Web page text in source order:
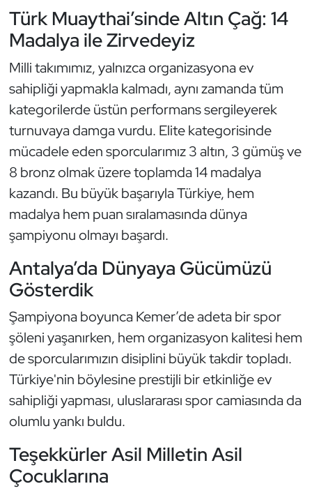
Türk Muaythai’sinde Altın Çağ: 14
Madalya ile Zirvedeyiz
Milli takımımız, yalnızca organizasyona ev
sahipliği yapmakla kalmadı, aynı zamanda tüm
kategorilerde üstün performans sergileyerek
turnuvaya damga vurdu. Elite kategorisinde
mücadele eden sporcularımız 3 altın, 3 gümüş ve
8 bronz olmak üzere toplamda 14 madalya
kazandı. Bu büyük başarıyla Türkiye, hem
madalya hem puan sıralamasında dünya
şampiyonu olmayı başardı.
Antalya’da Dünyaya Gücümüzü
Gösterdik
Şampiyona boyunca Kemer’de adeta bir spor
şöleni yaşanırken, hem organizasyon kalitesi hem
de sporcularımızın disiplini büyük takdir topladı.
Türkiye'nin böylesine prestijli bir etkinliğe ev
sahipliği yapması, uluslararası spor camiasında da
olumlu yankı buldu.
Teşekkürler Asil Milletin Asil
Çocuklarına
Güreş
Halter
Hava Sporları
Hentbol
İşitme Engelli Sporcular
Judo ve Kuraş
Kano ve Rafting
Karate
Kayak
Kempo
Kick Boks
Kürek
Modern Pentatlon